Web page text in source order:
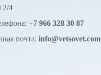
2/4
+7 966 328 30 87
почта: info@vetsovet.com